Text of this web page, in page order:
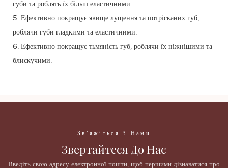
губи та роблять їх більш еластичними.
5. Ефективно покращує явище лущення та потрісканих губ,
роблячи губи гладкими та еластичними.
6. Ефективно покращує тьмяність губ, роблячи їх ніжнішими та
блискучими.
Зв'яжіться З Нами
Звертайтеся До Нас
Введіть свою адресу електронної пошти, щоб першими дізнаватися про